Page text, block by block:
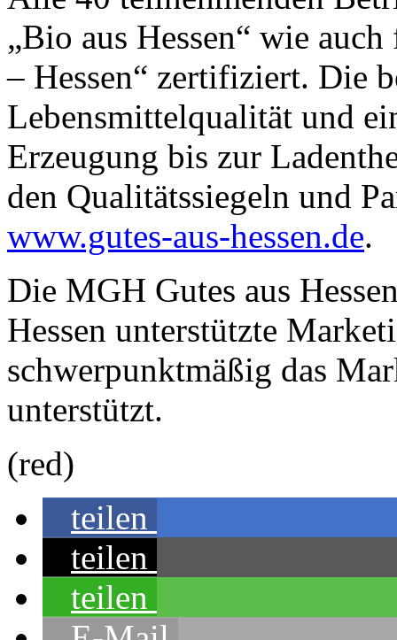
„Bio aus Hessen“ wie
– Hessen“ zertifiziert. Die
Lebensmittelqualität und
Erzeugung bis zur
den Qualitätssiegeln und
www.gutes-aus-hessen.de.
Die MGH Gutes aus
Hessen unterstützte
schwerpunktmäßig das
unterstützt.
(red)
teilen
teilen
teilen